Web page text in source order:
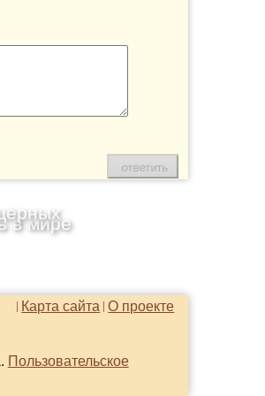
в мире
О проекте
Карта сайта
Пользовательское